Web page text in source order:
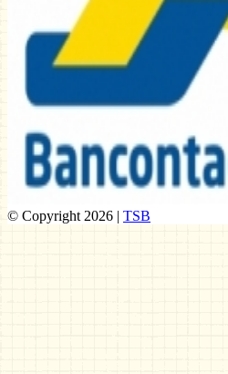
© Copyright 2026 | TSB